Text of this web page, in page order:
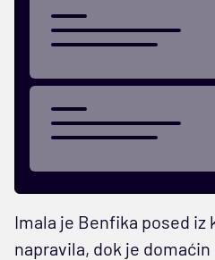
Imala je Benfika posed iz
napravila, dok je